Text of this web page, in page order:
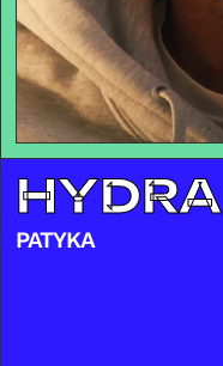
HYDRA
PATYKA